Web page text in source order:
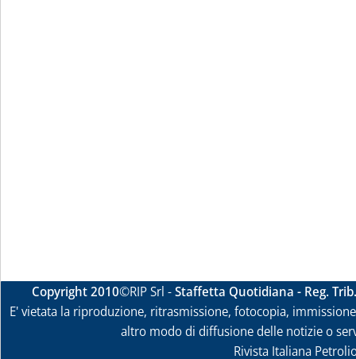
Copyright 2010©RIP Srl -Staffetta Quotidiana - Reg.
E' vietata la riproduzione, ritrasmissione, fotocopia,
altro modo di diffusione delle notizie o
Rivista Italiana